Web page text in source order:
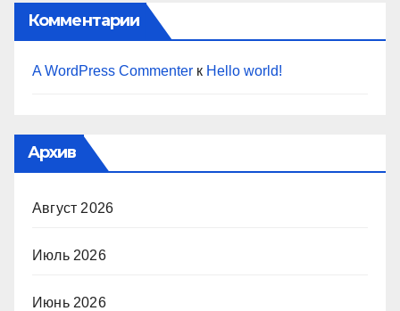
Комментарии
A WordPress Commenter к Hello world!
Архив
Август 2026
Июль 2026
Июнь 2026